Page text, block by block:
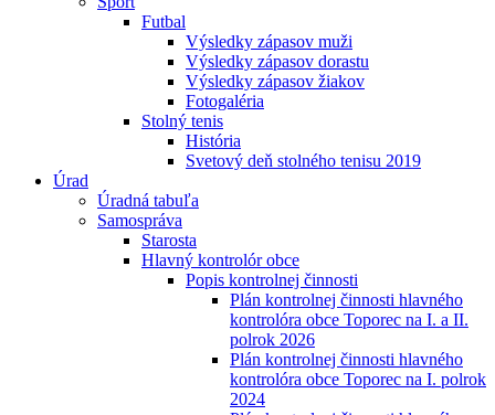
Futbal
Výsledky zápasov muži
Výsledky zápasov dorastu
Výsledky zápasov žiakov
Fotogaléria
Stolný tenis
História
Svetový deň stolného tenisu 2019
Úrad
Úradná tabuľa
Samospráva
Starosta
Hlavný kontrolór obce
Popis kontrolnej činnosti
Plán kontrolnej činnosti hlavného
kontrolóra obce Toporec na I. a II.
polrok 2026
Plán kontrolnej činnosti hlavného
kontrolóra obce Toporec na I. polrok
2024